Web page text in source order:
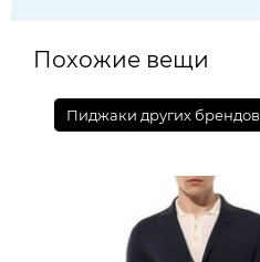
Похожие вещи
Пиджаки других брендов